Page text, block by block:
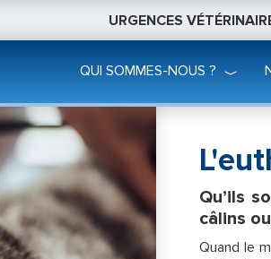
URGENCES
QUI SOMMES-NOUS ?
Qu’ils
câlins
Quand le